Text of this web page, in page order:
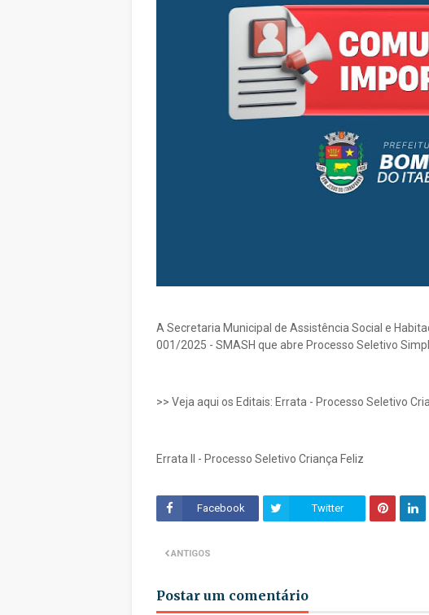
A Secretaria Municipal de Assistência Social e
001/2025 - SMASH que abre Processo Seletivo
>> Veja aqui os Editais: Errata - Processo Seletivo
Errata II - Processo Seletivo Criança Feliz
Facebook Twitter
ANTIGOS
Postar um comentário